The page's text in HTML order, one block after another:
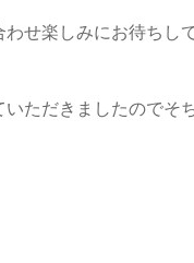
せ楽しみにお待ちし
いただきましたので